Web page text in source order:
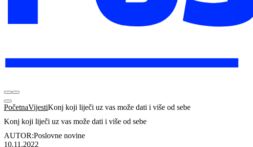
PočetnaVijestiKonj koji liječi uz vas može dati i više od sebe
Konj koji liječi uz vas može dati i više od sebe
AUTOR:Poslovne novine
10.11.2022